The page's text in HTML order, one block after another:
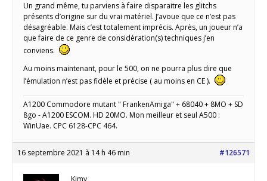
Un grand même, tu parviens à faire disparaitre les glitchs
présents d’origine sur du vrai matériel. J’avoue que ce n’est pas
désagréable. Mais c’est totalement imprécis. Après, un joueur n’a
que faire de ce genre de considération(s) techniques j’en
conviens.
Au moins maintenant, pour le 500, on ne pourra plus dire que
l’émulation n’est pas fidèle et précise ( au moins en CE ).
A1200 Commodore mutant " FrankenAmiga" + 68040 + 8MO + SD
8go - A1200 ESCOM. HD 20MO. Mon meilleur et seul A500 :
WinUae. CPC 6128-CPC 464.
16 septembre 2021 à 14 h 46 min #126571